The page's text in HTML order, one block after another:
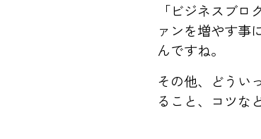
「ビジネスブ
ァンを増やす事
んですね。
その他、どうい
ること、コツな